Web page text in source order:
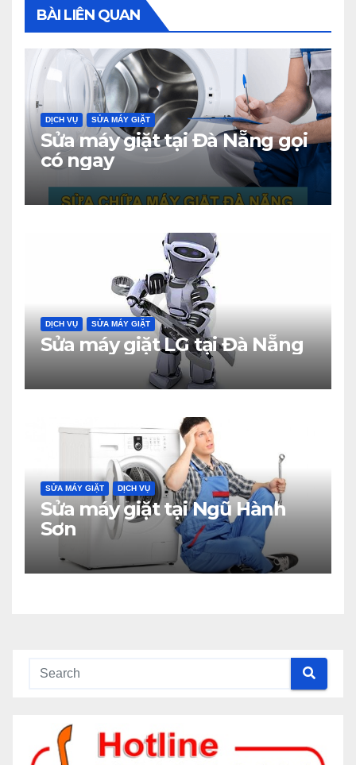
BÀI LIÊN QUAN
DỊCH VỤ SỬA MÁY GIẶT
Sửa máy giặt tại Đà Nẵng gọi
có ngay
DỊCH VỤ SỬA MÁY GIẶT
Sửa máy giặt LG tại Đà Nẵng
SỬA MÁY GIẶT DỊCH VỤ
Sửa máy giặt tại Ngũ Hành
Sơn